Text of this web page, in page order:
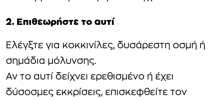
2. Επιθεωρήστε το αυτί
Ελέγξτε για κοκκινίλες, δυσάρεστη οσμή ή
σημάδια μόλυνσης.
Αν το αυτί δείχνει ερεθισμένο ή έχει
δύσοσμες εκκρίσεις, επισκεφθείτε τον